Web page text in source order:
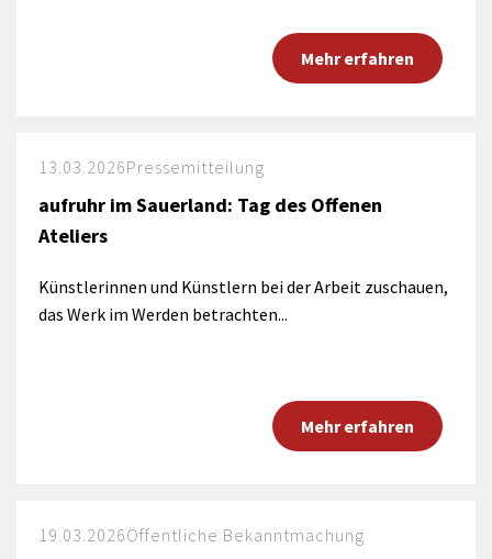
Mehr erfahren
13.03.2026Pressemitteilung
aufruhr im Sauerland: Tag des Offenen
Ateliers
Künstlerinnen und Künstlern bei der Arbeit zuschauen,
das Werk im Werden betrachten...
Mehr erfahren
19.03.2026Öffentliche Bekanntmachung